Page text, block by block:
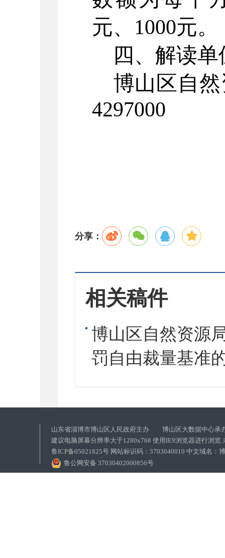
元、1000元。
四、 解读单
博山区自
4297000
分享：
相关稿件
博山区自然资源
罚自由裁量基准
山东省淄博市博山区人民政府主办 博山区大数据中心承
建议电脑屏幕分辨率大于1280x768 使用IE9浏览器进行浏览
鲁ICP备05021825号 网站标识码：3703040010 中文域名：
鲁公网安备 37030402000856号